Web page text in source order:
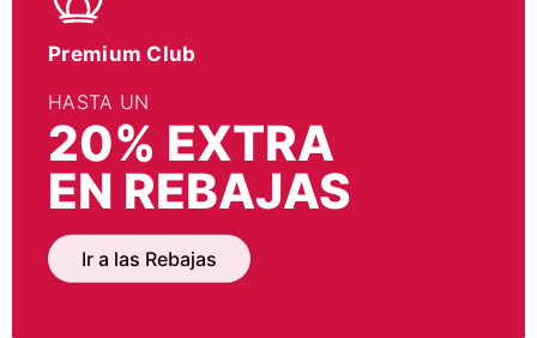
Premium Club
HASTA UN
20% EXTRA
EN REBAJAS
Ir a las Rebajas